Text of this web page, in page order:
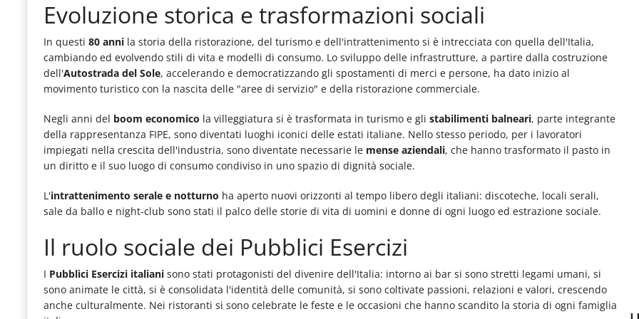
le
novità
del
comparto
Evoluzione storica e trasformazioni sociali
In questi 80 anni la storia della ristorazione, del turismo e dell'intrattenimento si è intrecciata con quella dell'Italia,
cambiando ed evolvendo stili di vita e modelli di consumo. Lo sviluppo delle infrastrutture, a partire dalla costruzione
dell'Autostrada del Sole, accelerando e democratizzando gli spostamenti di merci e persone, ha dato inizio al
movimento turistico con la nascita delle "aree di servizio" e della ristorazione commerciale.
Negli anni del boom economico la villeggiatura si è trasformata in turismo e gli stabilimenti balneari, parte integrante
della rappresentanza FIPE, sono diventati luoghi iconici delle estati italiane. Nello stesso periodo, per i lavoratori
impiegati nella crescita dell'industria, sono diventate necessarie le mense aziendali, che hanno trasformato il pasto in
un diritto e il suo luogo di consumo condiviso in uno spazio di dignità sociale.
L'intrattenimento serale e notturno ha aperto nuovi orizzonti al tempo libero degli italiani: discoteche, locali serali,
sale da ballo e night-club sono stati il palco delle storie di vita di uomini e donne di ogni luogo ed estrazione sociale.
Il ruolo sociale dei Pubblici Esercizi
I Pubblici Esercizi italiani sono stati protagonisti del divenire dell'Italia: intorno ai bar si sono stretti legami umani, si
sono animate le città, si è consolidata l'identità delle comunità, si sono coltivate passioni, relazioni e valori, crescendo
anche culturalmente. Nei ristoranti si sono celebrate le feste e le occasioni che hanno scandito la storia di ogni famiglia